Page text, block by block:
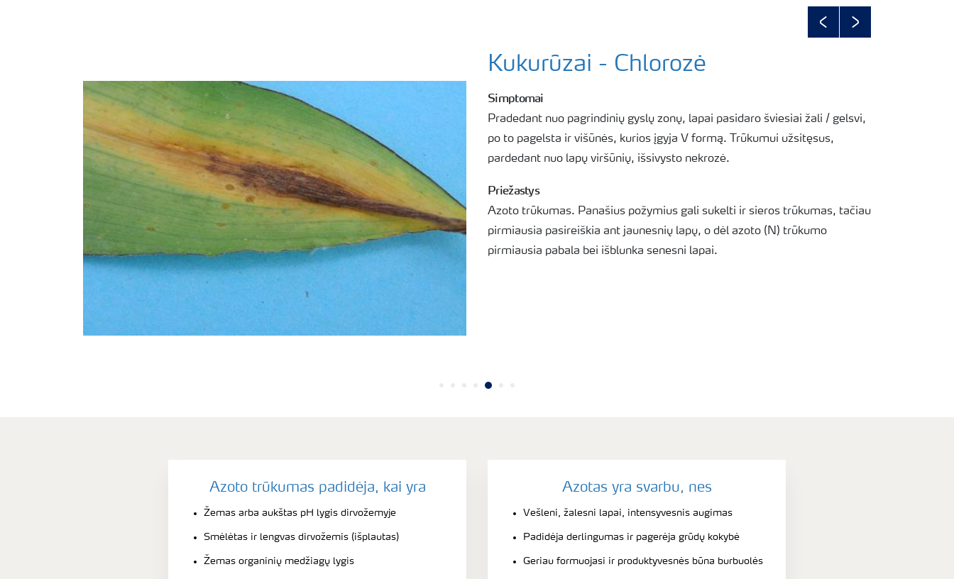
PreviousNext
Kukurūzai - Chlorozė
Simptomai
Pradedant nuo pagrindinių gyslų zonų, lapai pasidaro šviesiai žali / gelsvi,
po to pagelsta ir višūnės, kurios įgyja V formą. Trūkumui užsitęsus,
pardedant nuo lapų viršūnių, išsivysto nekrozė.
Priežastys
Azoto trūkumas. Panašius požymius gali sukelti ir sieros trūkumas, tačiau
pirmiausia pasireiškia ant jaunesnių lapų, o dėl azoto (N) trūkumo
pirmiausia pabala bei išblunka senesni lapai.
Azoto trūkumas padidėja, kai yra
Žemas arba aukštas pH lygis dirvožemyje
Smėlėtas ir lengvas dirvožemis (išplautas)
Žemas organinių medžiagų lygis
Azotas yra svarbu, nes
Vešleni, žalesni lapai, intensyvesnis augimas
Padidėja derlingumas ir pagerėja grūdų kokybė
Geriau formuojasi ir produktyvesnės būna burbuolės